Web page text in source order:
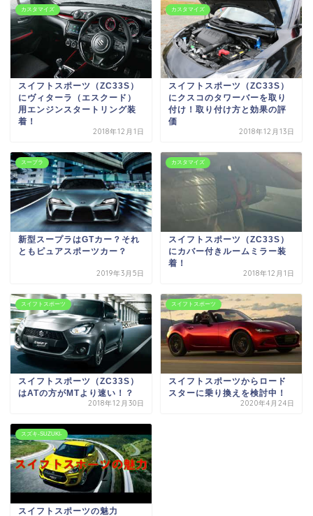
カスタマイズ
スイフトスポーツ（ZC33S）
にヴィターラ（エスクード）
用エンジンスタートリング装
着！
2018年12月1日
カスタマイズ
スイフトスポーツ（ZC33S）
にクスコのタワーバーを取り
付け！取り付け方と効果の評
価
2018年12月13日
スープラ
新型スープラはGTカー？それ
ともピュアスポーツカー？
2019年3月5日
カスタマイズ
スイフトスポーツ（ZC33S）
にカバー付きルームミラー装
着！
2018年12月1日
スイフトスポーツ
スイフトスポーツ（ZC33S）
はATの方がMTより速い！？
2018年12月30日
スイフトスポーツ
スイフトスポーツからロード
スターに乗り換えを検討中！
2020年4月24日
スズキ-SUZUKI-
スイフトスポーツの魅力